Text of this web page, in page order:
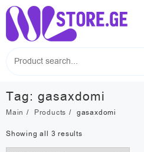
Skip
content
Tag: gasaxdomi
Main Products gasaxdomi
Showing all 3 resultsSorted
by